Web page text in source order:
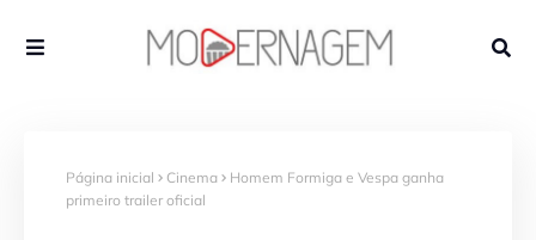
Página inicial Cinema
Homem Formiga e Vespa ganha
primeiro trailer oficial